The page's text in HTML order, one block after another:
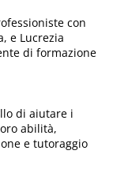
con
e Lucrezia
di formazione
di aiutare i
abilità,
e tutoraggio